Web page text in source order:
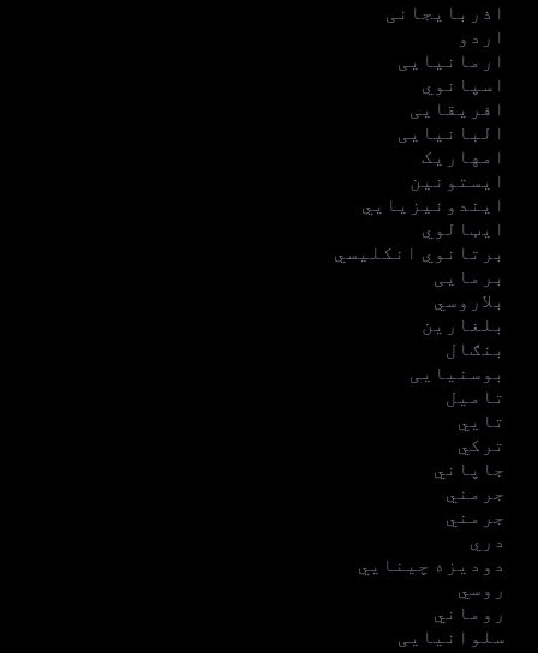
اذربایجانی
اردو
ارمانیایی
اسپانوي
افریقایی
البانیایی
امهاریک
ایستونین
ایندونیزیایي
ایټالوي
برتانوي انکلیسي
برمایی
بلاروسي
بلغارین
بنګال
بوسنیایی
تامیل
تایي
ترکي
جاپاني
جرمني
جرمني
دري
دودیزه چینایي
روسي
روماني
سلوانیایی